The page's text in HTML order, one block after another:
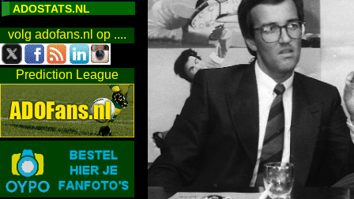
ADOSTATS.NL
volg adofans.nl op ....
Prediction League